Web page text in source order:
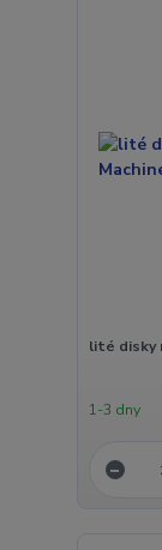
lité disky
1-3 dny